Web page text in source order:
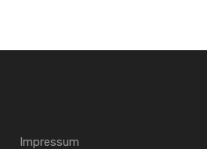
Impressum